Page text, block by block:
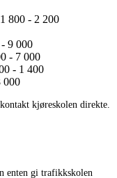
800 - 2 200
9 000
- 7 000
- 1 400
000
kjøreskolen direkte.
enten gi trafikkskolen